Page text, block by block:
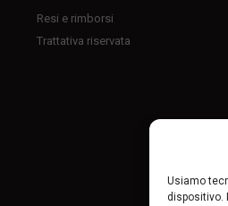
Usiamo
dispositivo.
Resi e rimborsi
Trattativa riservata